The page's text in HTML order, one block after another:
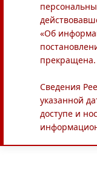
«Об
прекращена.
Сведения
указанной
доступе и